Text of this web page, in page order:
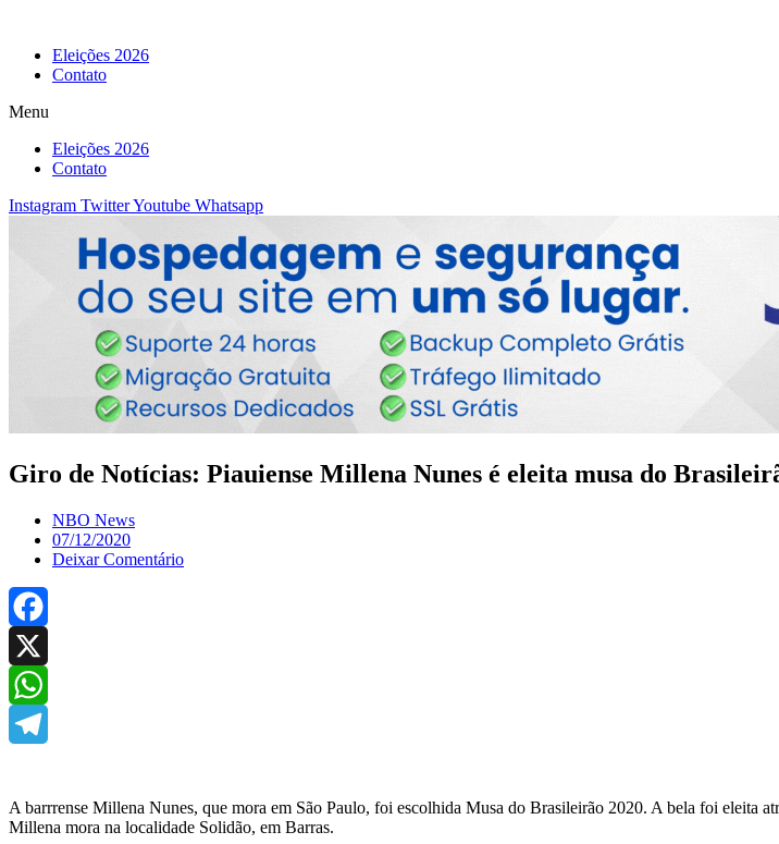
Eleições 2026
Contato
Menu
Eleições 2026
Contato
Instagram TwitterYoutube Whatsapp
Giro de Notícias: Piauiense Millena Nunes é eleita musa do
NBO News
07/12/2020
Deixar Comentário
Facebook
X
WhatsApp
A barrrense Millena Nunes, que mora em São Paulo, foi escolhida Musa do Brasileirão 2020. A bela foi eleita
Millena mora na localidade Solidão, em Barras.